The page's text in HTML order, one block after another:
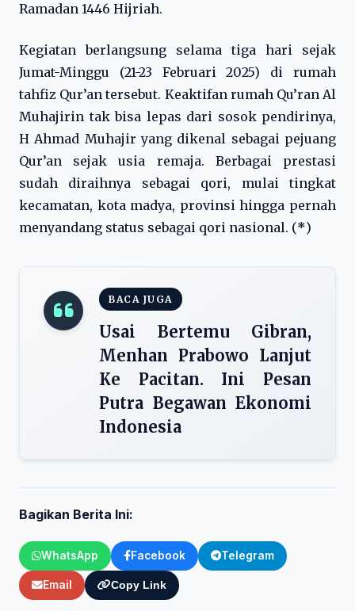
Ramadan 1446 Hijriah.
Kegiatan berlangsung selama tiga hari sejak
Jumat-Minggu (21-23 Februari 2025) di rumah
tahfiz Qur’an tersebut. Keaktifan rumah Qu’ran Al
Muhajirin tak bisa lepas dari sosok pendirinya,
H Ahmad Muhajir yang dikenal sebagai pejuang
Qur’an sejak usia remaja. Berbagai prestasi
sudah diraihnya sebagai qori, mulai tingkat
kecamatan, kota madya, provinsi hingga pernah
menyandang status sebagai qori nasional. (*)
BACA JUGA
Usai Bertemu Gibran,
Menhan Prabowo Lanjut
Ke Pacitan. Ini Pesan
Putra Begawan Ekonomi
Indonesia
Bagikan Berita Ini:
WhatsApp Facebook Telegram
Email Copy Link